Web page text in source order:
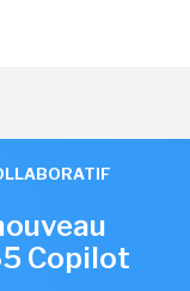
Copilot